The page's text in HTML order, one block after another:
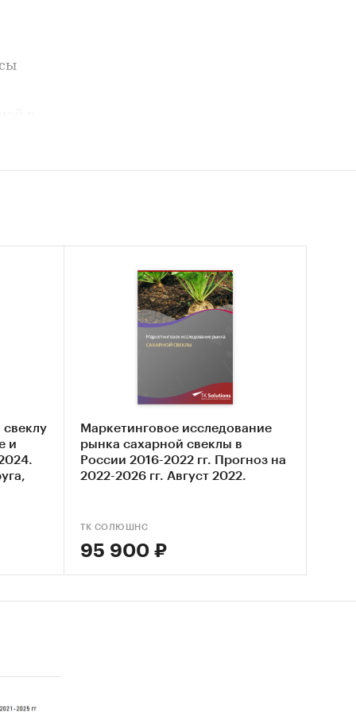
в
в
и
Маркетинговое исследование
рынка сахарной свеклы в
России 2016-2022 гг. Прогноз на
2022-2026 гг. Август 2022.
ТК СОЛЮШНС
95 900 ₽